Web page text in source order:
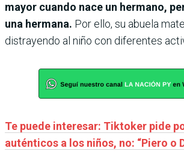
mayor cuando nace un hermano,
una hermana. Por ello, su abuela
distrayendo al niño con diferentes
Te puede interesar: Tiktoker pide
auténticos a los niños, no: “Piero o